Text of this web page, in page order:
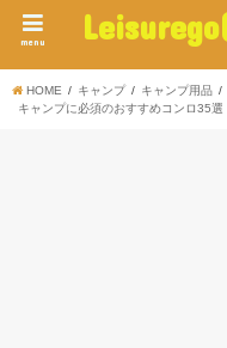
menu
HOME キャンプ
キャンプ用品
キャンプに必須のおすすめコンロ35選